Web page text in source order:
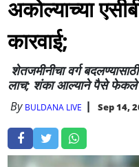
अकाेल्याच्या
कारवाई;
शेतजमीनीचा वर्ग
लाच; शंका आल्याने पैसे फेकले
By BULDANA LIVE Sep 14,